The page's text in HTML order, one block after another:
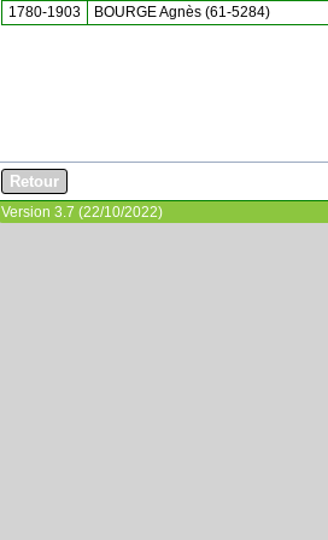
1780-1903
BOURGE Agnès (61-5284)
Version 3.7 (22/10/2022)